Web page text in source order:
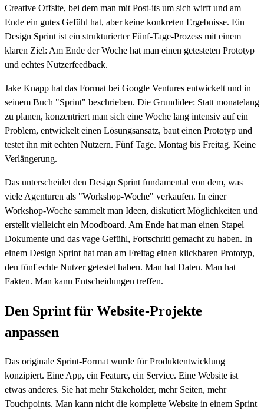
Creative Offsite, bei dem man mit Post-its um sich wirft und am
Ende ein gutes Gefühl hat, aber keine konkreten Ergebnisse. Ein
Design Sprint ist ein strukturierter Fünf-Tage-Prozess mit einem
klaren Ziel: Am Ende der Woche hat man einen getesteten Prototyp
und echtes Nutzerfeedback.
Jake Knapp hat das Format bei Google Ventures entwickelt und in
seinem Buch "Sprint" beschrieben. Die Grundidee: Statt monatelang
zu planen, konzentriert man sich eine Woche lang intensiv auf ein
Problem, entwickelt einen Lösungsansatz, baut einen Prototyp und
testet ihn mit echten Nutzern. Fünf Tage. Montag bis Freitag. Keine
Verlängerung.
Das unterscheidet den Design Sprint fundamental von dem, was
viele Agenturen als "Workshop-Woche" verkaufen. In einer
Workshop-Woche sammelt man Ideen, diskutiert Möglichkeiten und
erstellt vielleicht ein Moodboard. Am Ende hat man einen Stapel
Dokumente und das vage Gefühl, Fortschritt gemacht zu haben. In
einem Design Sprint hat man am Freitag einen klickbaren Prototyp,
den fünf echte Nutzer getestet haben. Man hat Daten. Man hat
Fakten. Man kann Entscheidungen treffen.
Den Sprint für Website-Projekte
anpassen
Das originale Sprint-Format wurde für Produktentwicklung
konzipiert. Eine App, ein Feature, ein Service. Eine Website ist
etwas anderes. Sie hat mehr Stakeholder, mehr Seiten, mehr
Touchpoints. Man kann nicht die komplette Website in einem Sprint